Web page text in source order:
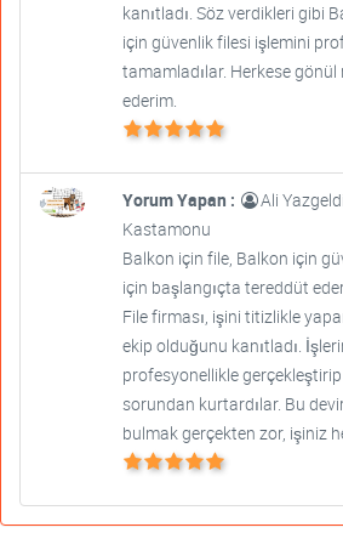
kanıtladı. Söz verdikleri gibi
için güvenlik filesi işlemini
tamamladılar. Herkese gönül
ederim.
Yorum Yapan : Ali
Kastamonu
Balkon için file, Balkon için
için başlangıçta tereddüt
File firması, işini titizlikle
ekip olduğunu kanıtladı.
profesyonellikle
sorundan kurtardılar. Bu
bulmak gerçekten zor, işiniz